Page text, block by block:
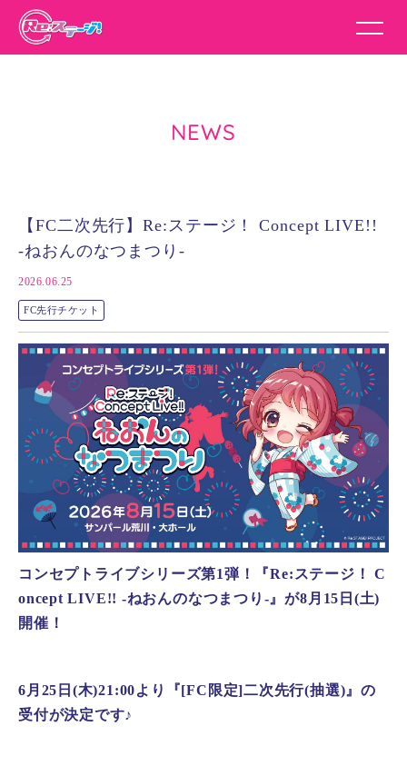
NEWS
【FC二次先行】Re:ステージ！ Concept LIVE!!
-ねおんのなつまつり-
2026.06.25
FC先行チケット
コンセプトライブシリーズ第1弾！『Re:ステージ！ C
oncept LIVE!! -ねおんのなつまつり-』が8月15日(土)
開催！
6月25日(木)21:00より『[FC限定]二次先行(抽選)』の
受付が決定です♪